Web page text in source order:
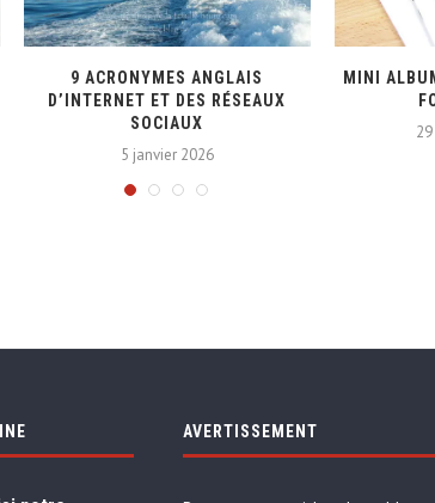
9 ACRONYMES ANGLAIS
D’INTERNET ET DES RÉSEAUX
SOCIAUX
5 janvier 2026
MINI
AVERTISSEMENT